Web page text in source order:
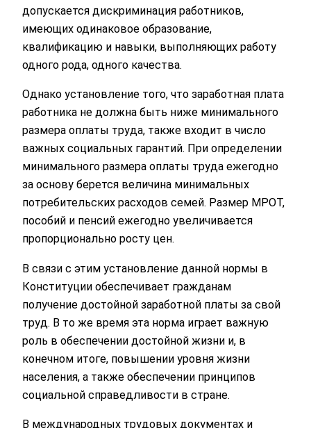
допускается дискриминация работников,
имеющих одинаковое образование,
квалификацию и навыки, выполняющих работу
одного рода, одного качества.
Однако установление того, что заработная плата
работника не должна быть ниже минимального
размера оплаты труда, также входит в число
важных социальных гарантий. При определении
минимального размера оплаты труда ежегодно
за основу берется величина минимальных
потребительских расходов семей. Размер МРОТ,
пособий и пенсий ежегодно увеличивается
пропорционально росту цен.
В связи с этим установление данной нормы в
Конституции обеспечивает гражданам
получение достойной заработной платы за свой
труд. В то же время эта норма играет важную
роль в обеспечении достойной жизни и, в
конечном итоге, повышении уровня жизни
населения, а также обеспечении принципов
социальной справедливости в стране.
В международных трудовых документах и